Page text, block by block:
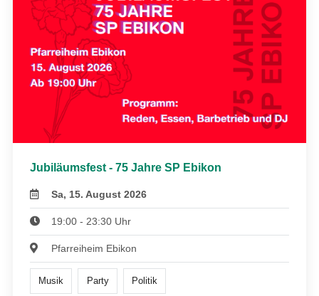
Jubiläumsfest - 75 Jahre SP Ebikon
Sa, 15. August 2026
19:00 - 23:30 Uhr
Pfarreiheim Ebikon
Musik Party Politik